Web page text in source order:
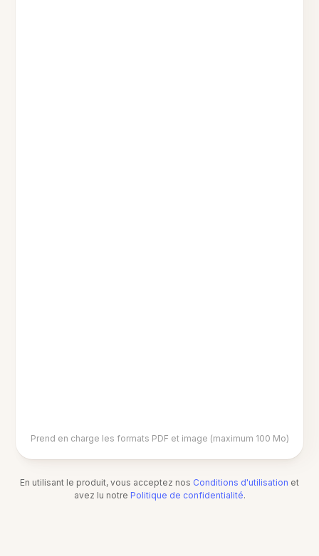
Prend en charge les formats PDF et image (maximum 100 Mo)
En utilisant le produit, vous acceptez nos Conditions d'utilisation et
avez lu notre Politique de confidentialité.